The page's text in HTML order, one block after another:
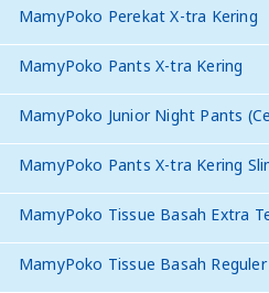
MamyPoko Perekat X-tra Kering
MamyPoko Pants X-tra Kering
MamyPoko Junior Night Pants
MamyPoko Pants X-tra Kering
MamyPoko Tissue Basah Extra
MamyPoko Tissue Basah